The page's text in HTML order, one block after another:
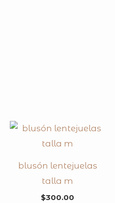
blusón lentejuelas
talla m
$300.00